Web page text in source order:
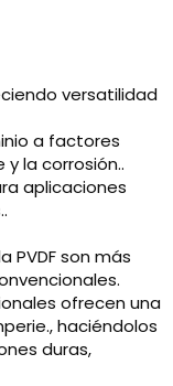
versatilidad
a factores
la corrosión..
aplicaciones
PVDF son más
ofrecen una
haciéndolos
duras,